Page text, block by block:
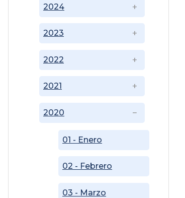
2020
01 - Enero
02 - Febrero
03 - Marzo
2021
2022
2023
2024